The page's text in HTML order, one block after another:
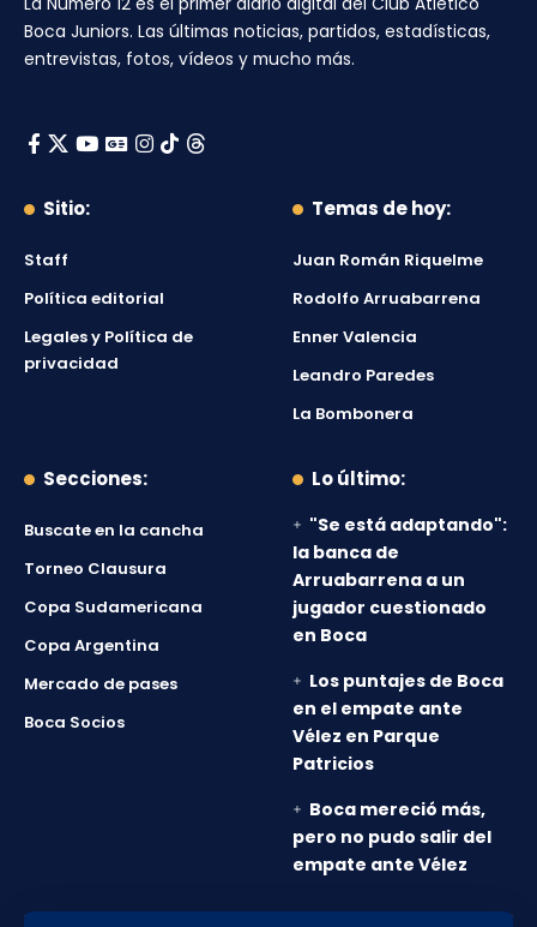
Boca Juniors. Las últimas noticias, partidos, estadísticas,
entrevistas, fotos, vídeos y mucho más.
Sitio:
Staff
Política editorial
Legales y Política de
privacidad
Temas de hoy:
Juan Román Riquelme
Rodolfo Arruabarrena
Enner Valencia
Leandro Paredes
La Bombonera
Secciones:
Buscate en la cancha
Torneo Clausura
Copa Sudamericana
Copa Argentina
Mercado de pases
Boca Socios
Lo último:
"Se está adaptando":
la banca de
Arruabarrena a un
jugador cuestionado
en Boca
Los puntajes de Boca
en el empate ante
Vélez en Parque
Patricios
Boca mereció más,
pero no pudo salir del
empate ante Vélez